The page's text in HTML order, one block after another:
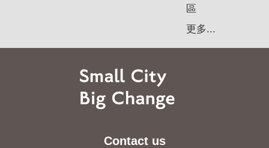
區
更多...
Contact us